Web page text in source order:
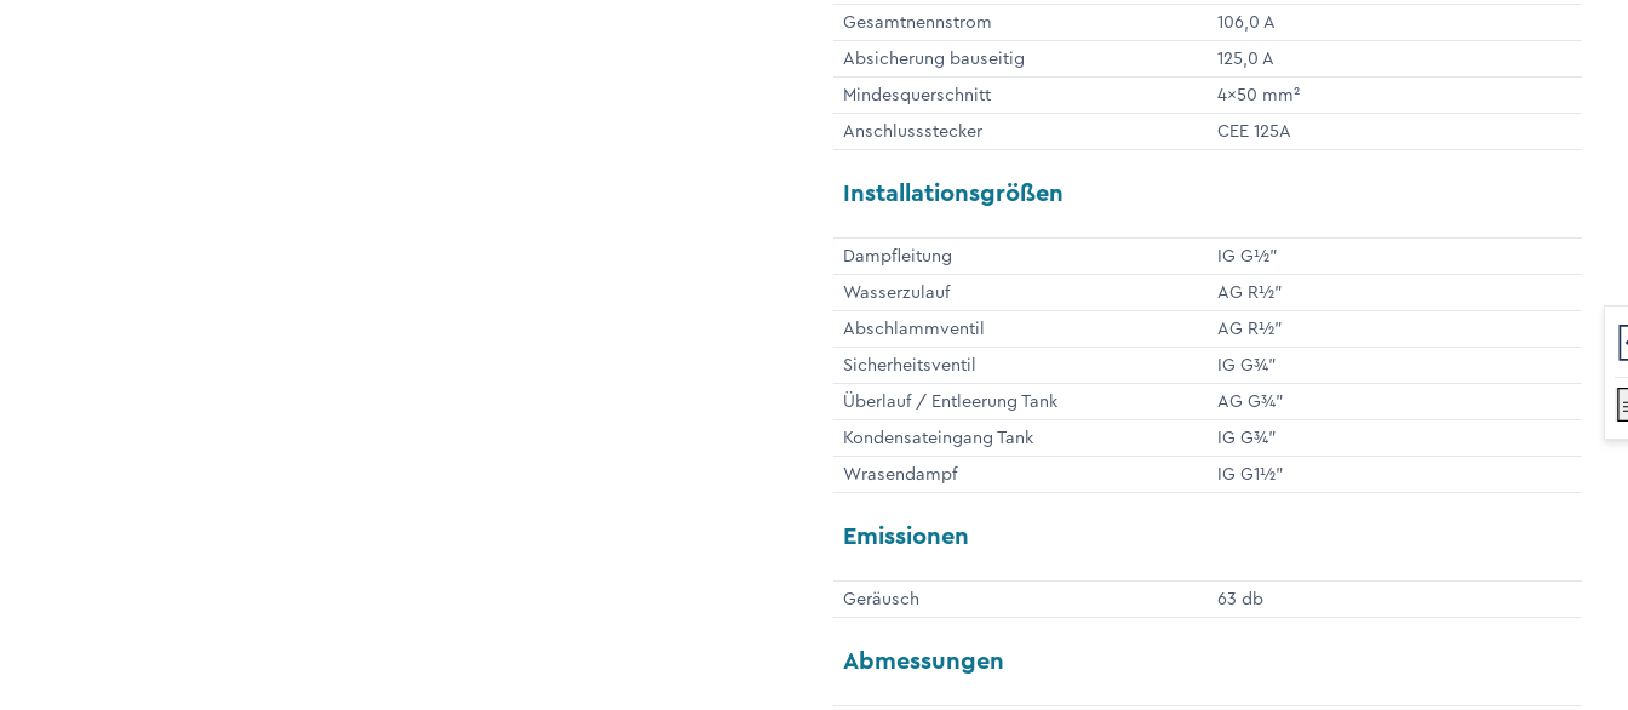
Gesamtnennstrom
106,0 A
Absicherung bauseitig
125,0 A
Mindesquerschnitt
4x50 mm²
Anschlussstecker
CEE 125A
Installationsgrößen
Dampfleitung
IG G½"
Wasserzulauf
AG R½"
Abschlammventil
AG R½"
Sicherheitsventil
IG G¾"
Überlauf / Entleerung Tank
AG G¾"
Kondensateingang Tank
IG G¾"
Wrasendampf
IG G1½"
Emissionen
Geräusch 63 db
Abmessungen